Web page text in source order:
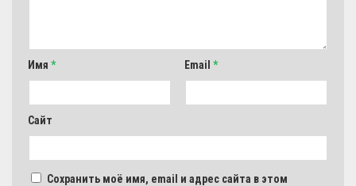
Имя * Email *
Сайт
Сохранить моё имя, email и адрес сайта в этом